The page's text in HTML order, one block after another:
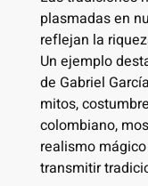
plasmadas en
reflejan la
Un ejemplo
de Gabriel
mitos,
colombiano,
realismo
transmitir